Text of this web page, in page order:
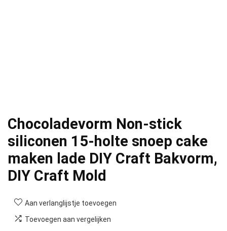
Chocoladevorm Non-stick
siliconen 15-holte snoep cake
maken lade DIY Craft Bakvorm,
DIY Craft Mold
Aan verlanglijstje toevoegen
Toevoegen aan vergelijken